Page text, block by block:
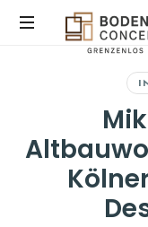
EPOXIDHARZ
KÖLN